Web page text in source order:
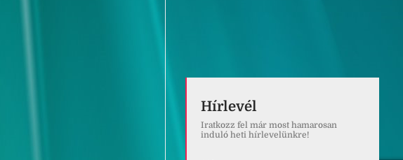
Hírlevél
Iratkozz fel már most hamarosan
induló heti hírlevelünkre!